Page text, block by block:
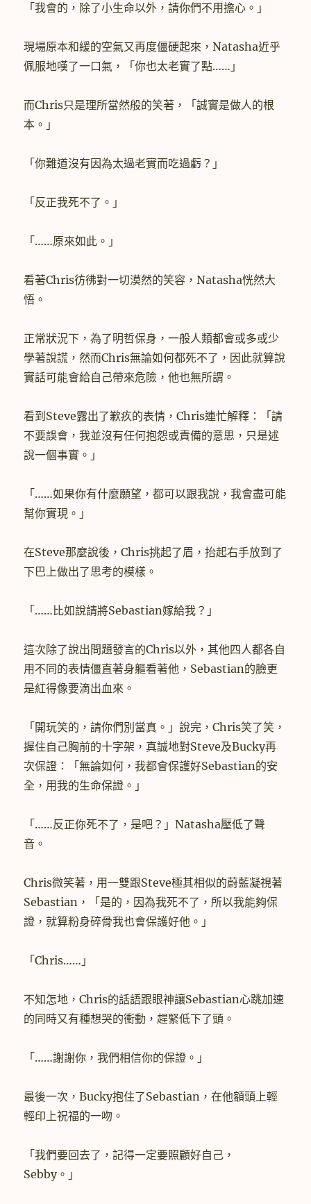
「我會的，除了小生命以外，請你們不用擔心。」
現場原本和緩的空氣又再度僵硬起來，Natasha近乎
佩服地嘆了一口氣，「你也太老實了點……」
而Chris只是理所當然般的笑著，「誠實是做人的根
本。」
「你難道沒有因為太過老實而吃過虧？」
「反正我死不了。」
「……原來如此。」
看著Chris彷彿對一切漠然的笑容，Natasha恍然大
悟。
正常狀況下，為了明哲保身，一般人類都會或多或少
學著說謊，然而Chris無論如何都死不了，因此就算說
實話可能會給自己帶來危險，他也無所謂。
看到Steve露出了歉疚的表情，Chris連忙解釋：「請
不要誤會，我並沒有任何抱怨或責備的意思，只是述
說一個事實。」
「……如果你有什麼願望，都可以跟我說，我會盡可能
幫你實現。」
在Steve那麼說後，Chris挑起了眉，抬起右手放到了
下巴上做出了思考的模樣。
「……比如說請將Sebastian嫁給我？」
這次除了說出問題發言的Chris以外，其他四人都各自
用不同的表情僵直著身軀看著他，Sebastian的臉更
是紅得像要滴出血來。
「開玩笑的，請你們別當真。」說完，Chris笑了笑，
握住自己胸前的十字架，真誠地對Steve及Bucky再
次保證：「無論如何，我都會保護好Sebastian的安
全，用我的生命保證。」
「……反正你死不了，是吧？」Natasha壓低了聲
音。
Chris微笑著，用一雙跟Steve極其相似的蔚藍凝視著
Sebastian，「是的，因為我死不了，所以我能夠保
證，就算粉身碎骨我也會保護好他。」
「Chris……」
不知怎地，Chris的話語跟眼神讓Sebastian心跳加速
的同時又有種想哭的衝動，趕緊低下了頭。
「……謝謝你，我們相信你的保證。」
最後一次，Bucky抱住了Sebastian，在他額頭上輕
輕印上祝福的一吻。
「我們要回去了，記得一定要照顧好自己，
Sebby。」